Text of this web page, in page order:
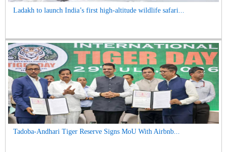
Ladakh to launch India’s first high-altitude wildlife safari...
Tadoba-Andhari Tiger Reserve Signs MoU With Airbnb...